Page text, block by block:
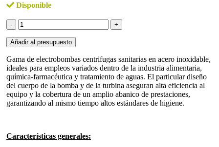
Disponible
Bomba
centrífuga
en
acero
inoxidable
Tecnicapompe
cantidad
Añadir al presupuesto
Gama de electrobombas centrifugas sanitarias en acero inoxidable,
ideales para empleos variados dentro de la industria alimentaria,
química-farmacéutica y tratamiento de aguas. El particular diseño
del cuerpo de la bomba y de la turbina aseguran alta eficiencia al
equipo y la cobertura de un amplio abanico de prestaciones,
garantizando al mismo tiempo altos estándares de higiene.
Características generales: